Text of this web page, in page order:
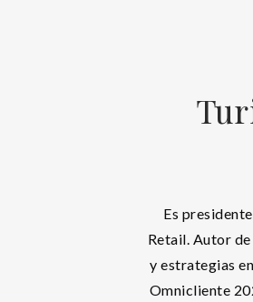
Es
Retail. Autor
y estrategias
Omnicliente